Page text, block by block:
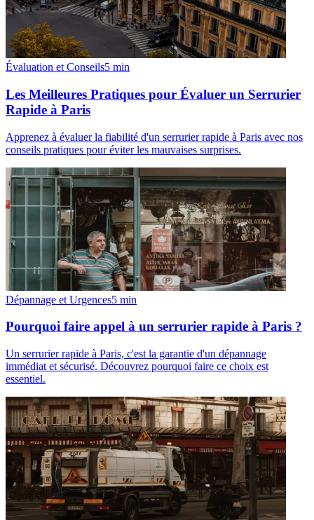
Évaluation et Conseils5 min
Les Meilleures Pratiques pour Évaluer un Serrurier
Rapide à Paris
Apprenez à évaluer la fiabilité d'un serrurier rapide à Paris avec nos
conseils pratiques pour éviter les mauvaises surprises.
Dépannage et Urgences5 min
Pourquoi faire appel à un serrurier rapide à Paris ?
Un serrurier rapide à Paris, c'est la garantie d'un dépannage
immédiat et sécurisé. Découvrez pourquoi faire ce choix est
essentiel.